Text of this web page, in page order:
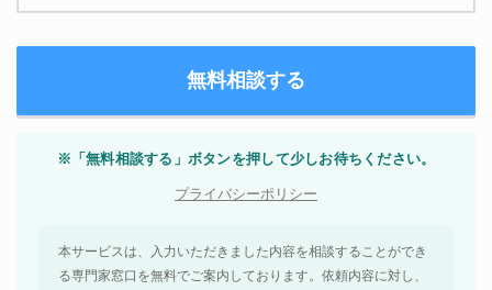
※「無料相談する」ボタンを押して少しお待ちください。
プライバシーポリシー
本サービスは、入力いただきました内容を相談することができ
る専門家窓口を無料でご案内しております。依頼内容に対し、